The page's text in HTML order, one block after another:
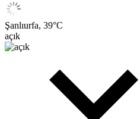
Şanlıurfa, 39°C
açık